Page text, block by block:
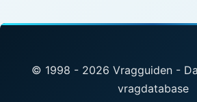
© 1998 - 2026 Vragguiden -
vragdatabase